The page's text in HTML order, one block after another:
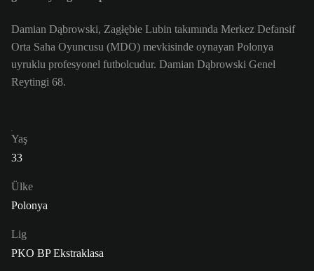
Damian Dąbrowski, Zagłębie Lubin takımında Merkez Defansif
Orta Saha Oyuncusu (MDO) mevkisinde oynayan Polonya
uyruklu profesyonel futbolcudur. Damian Dąbrowski Genel
Reytingi 68.
Yaş
33
Ülke
Polonya
Lig
PKO BP Ekstraklasa